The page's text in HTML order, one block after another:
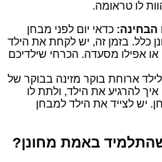
לו טראומה.
כדאי יום לפני מבחן
כלל. בזמן זה, יש לקחת את הילד
או אפילו מסעדה. הכרחי שילדיכם
ארוחת בוקר מזינה בבוקר של
להרגיע את הילד, ולתת לו
יש לצייד את הילד למבחן
באמת מחונן?